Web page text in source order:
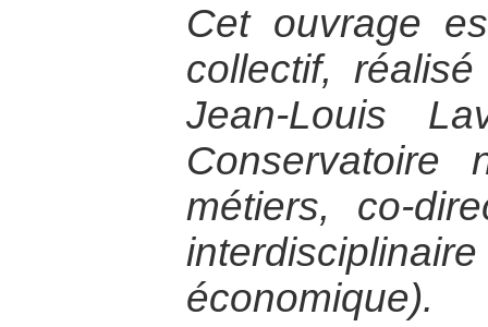
Cet ouvrage
collectif,
Jean-Louis
métiers, co-
économique).